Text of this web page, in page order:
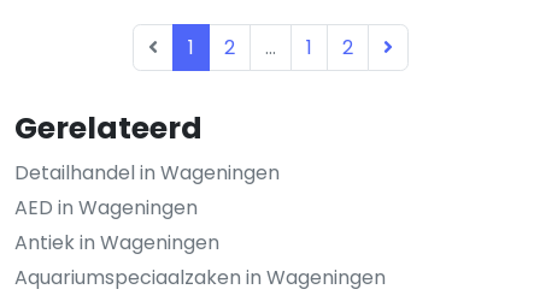
Gerelateerd
Detailhandel in Wageningen
AED in Wageningen
Antiek in Wageningen
Aquariumspeciaalzaken in Wageningen
1 2 ... 1 2